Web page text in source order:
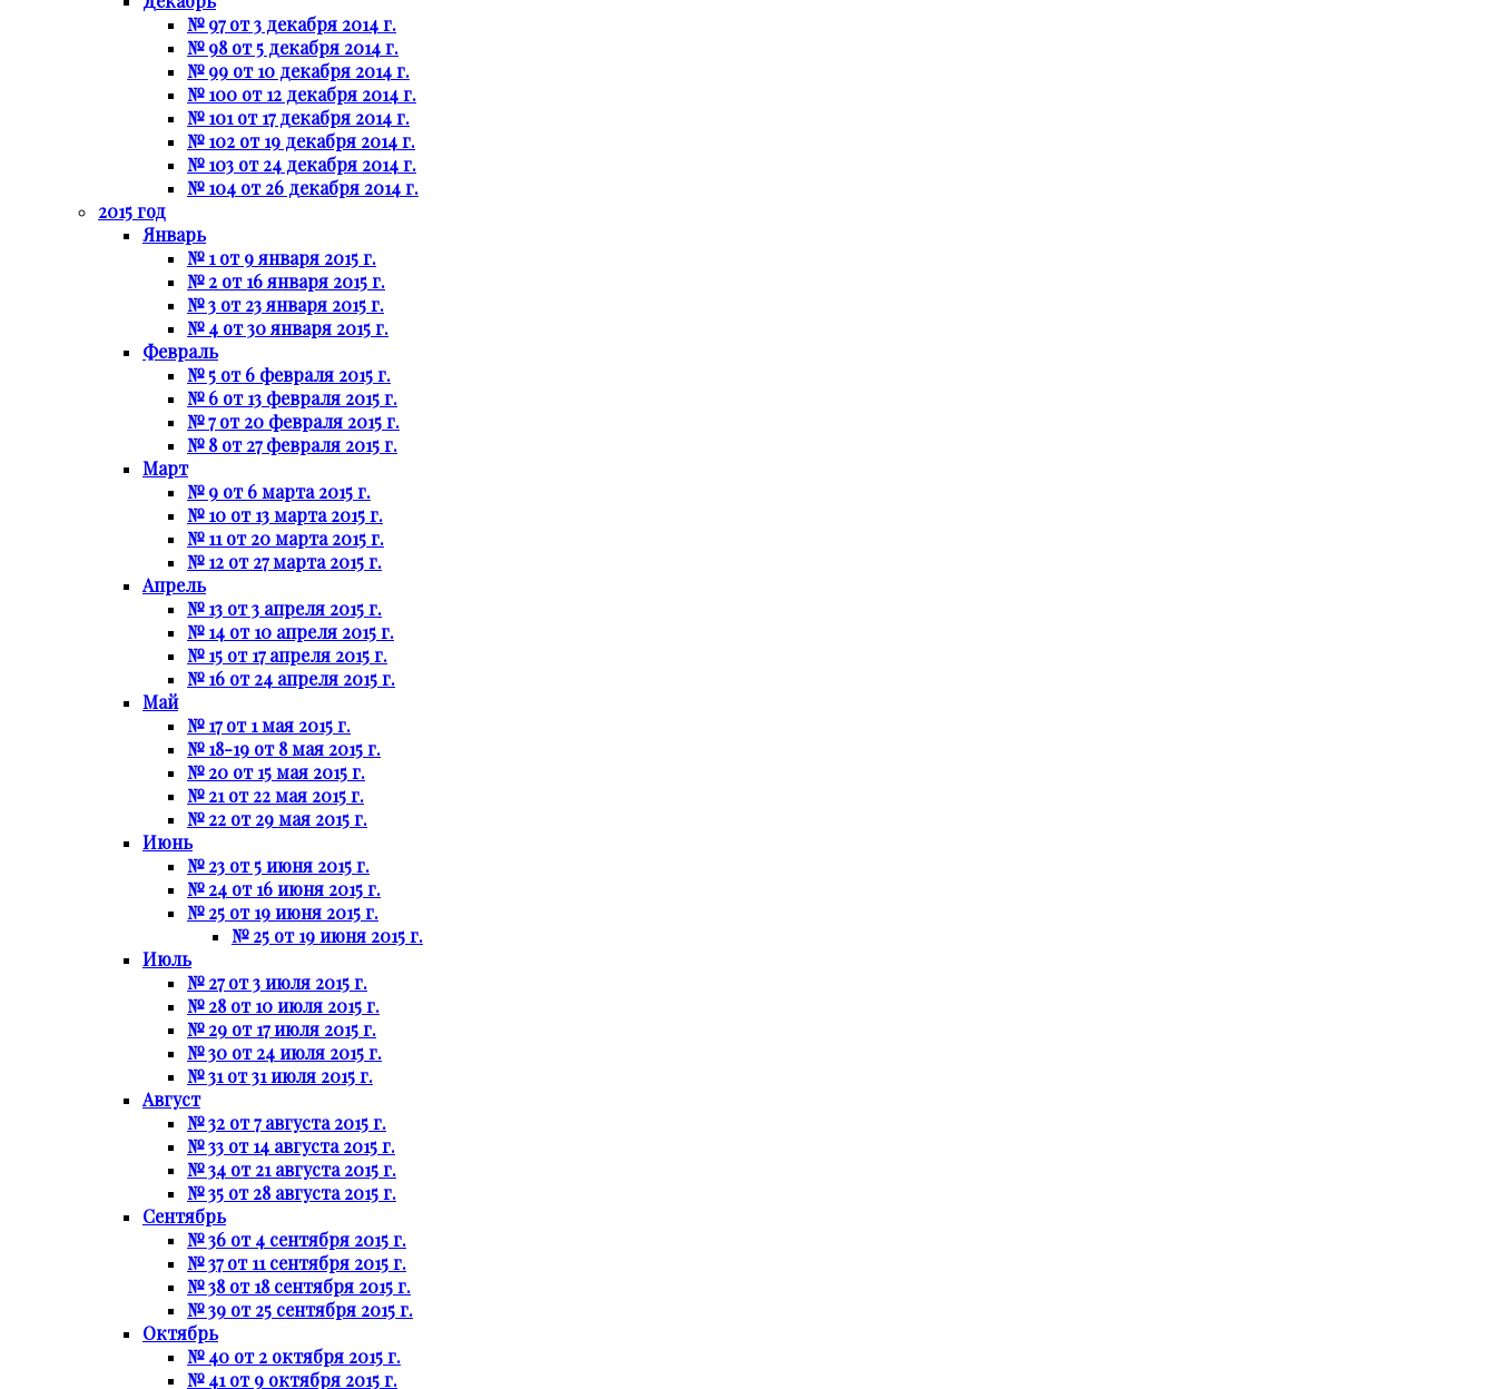
№ 97 от 3 декабря 2014 г.
№ 98 от 5 декабря 2014 г.
№ 99 от 10 декабря 2014 г.
№ 100 от 12 декабря 2014 г.
№ 101 от 17 декабря 2014 г.
№ 102 от 19 декабря 2014 г.
№ 103 от 24 декабря 2014 г.
№ 104 от 26 декабря 2014 г.
2015 год
Январь
№ 1 от 9 января 2015 г.
№ 2 от 16 января 2015 г.
№ 3 от 23 января 2015 г.
№ 4 от 30 января 2015 г.
Февраль
№ 5 от 6 февраля 2015 г.
№ 6 от 13 февраля 2015 г.
№ 7 от 20 февраля 2015 г.
№ 8 от 27 февраля 2015 г.
Март
№ 9 от 6 марта 2015 г.
№ 10 от 13 марта 2015 г.
№ 11 от 20 марта 2015 г.
№ 12 от 27 марта 2015 г.
Апрель
№ 13 от 3 апреля 2015 г.
№ 14 от 10 апреля 2015 г.
№ 15 от 17 апреля 2015 г.
№ 16 от 24 апреля 2015 г.
Май
№ 17 от 1 мая 2015 г.
№ 18-19 от 8 мая 2015 г.
№ 20 от 15 мая 2015 г.
№ 21 от 22 мая 2015 г.
№ 22 от 29 мая 2015 г.
Июнь
№ 23 от 5 июня 2015 г.
№ 24 от 16 июня 2015 г.
№ 25 от 19 июня 2015 г.
№ 25 от 19 июня 2015 г.
Июль
№ 27 от 3 июля 2015 г.
№ 28 от 10 июля 2015 г.
№ 29 от 17 июля 2015 г.
№ 30 от 24 июля 2015 г.
№ 31 от 31 июля 2015 г.
Август
№ 32 от 7 августа 2015 г.
№ 33 от 14 августа 2015 г.
№ 34 от 21 августа 2015 г.
№ 35 от 28 августа 2015 г.
Сентябрь
№ 36 от 4 сентября 2015 г.
№ 37 от 11 сентября 2015 г.
№ 38 от 18 сентября 2015 г.
№ 39 от 25 сентября 2015 г.
Октябрь
№ 40 от 2 октября 2015 г.
№ 41 от 9 октября 2015 г.